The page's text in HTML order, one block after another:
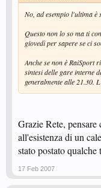
No, ad esempio l'ultima
Questo non lo so ma ti
giovedì per sapere se ci
Anche se non è RaiSport
sintesi delle gare interne
generalmente alle 21.30.
Grazie Rete,
all'esistenza di un
stato postato qualche
17 Feb 2007